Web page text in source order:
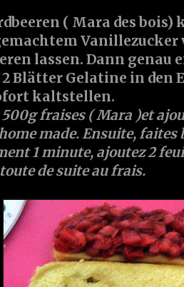
( Mara des
Vanillezucker
lassen. Dann genau
2 Blätter Gelatine in den
kaltstellen.
500g fraises ( Mara )et
made. Ensuite,
1 minute, ajoutez 2
de suite au frais.